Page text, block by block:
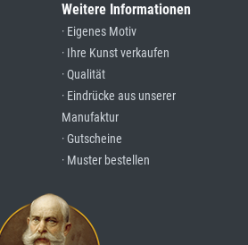
Weitere Informationen
· Eigenes Motiv
· Ihre Kunst verkaufen
· Qualität
· Eindrücke aus unserer
Manufaktur
· Gutscheine
· Muster bestellen